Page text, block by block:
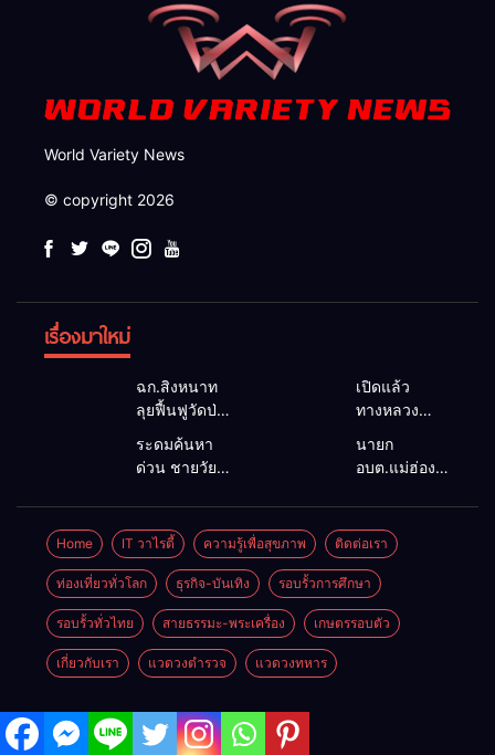
World Variety News
© copyright 2026
เรื่องมาใหม่
ฉก.สิงหนาท
ลุยฟื้นฟูวัดป่า
ถ้ำวัว ระดม
กำลังเคลียร์
ใต้สะพาน
ซ่อมคอ
สะพาน 1095
ช่วยชาวบ้าน
ฝ่าวิกฤตน้ำป่า
หลาก
เปิดแล้ว
ทางหลวง
ตามปกติ หลัง
คอสะพานแม่
สุยะขาดจาก
น้ำป่า รองผู้
ว่าฯ
แม่ฮ่องสอน
สั่งเฝ้าระวัง
24 ชั่วโมง
ระดมค้นหา
ด่วน ชายวัย
ปริศนาริมลำ
น้ำยวม
แม่ลาน้อย
เปิดศูนย์ช่วย
เหลือ เร่ง
ค้นหาทั้งทาง
น้ำและทางบก
นายก
อบต.แม่ฮ่องสอน
แก้วิกฤตแม่น้ำ
สาละวินปน
เปื้อน พร้อม
ปลดล็อก
กฎหมาย
พัฒนา
Home IT วาไรตี้ ความรู้เพื่อสุขภาพ ติดต่อเรา
ท่องเที่ยวทั่วโลก ธุรกิจ-บันเทิง รอบรั้วการศึกษา
รอบรั้วทั่วไทย สายธรรมะ-พระเครื่อง เกษตรรอบตัว
เกี่ยวกับเรา แวดวงตำรวจ แวดวงทหาร